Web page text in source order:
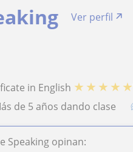
Ver perfil
in English ★ ★ ★ ★ ★
más de 5 años dando clase
Speaking opinan: